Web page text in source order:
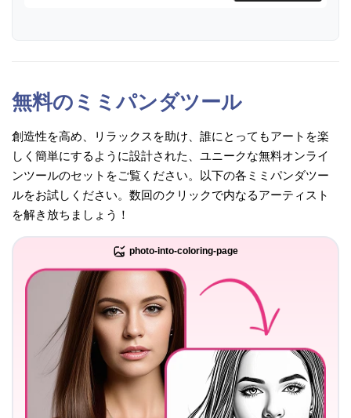
無料のミミパンダツール
創造性を高め、リラックスを助け、誰にとってもアートを楽
しく簡単にするように設計された、ユニークな無料オンライ
ンツールのセットをご覧ください。以下の各ミミパンダツー
ルをお試しください。数回のクリックで内なるアーティスト
を解き放ちましょう！
photo-into-coloring-page